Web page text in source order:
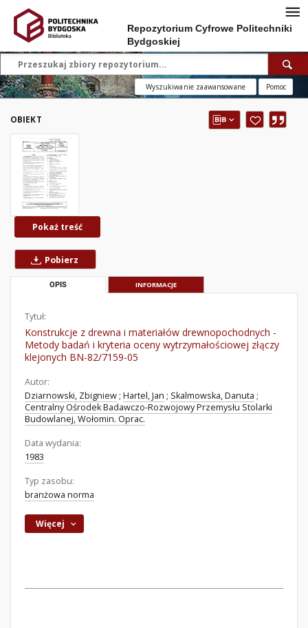
Repozytorium Cyfrowe Politechniki
Bydgoskiej
Wyszukiwanie zaawansowane Pomoc
OBIEKT
Pokaż treść
Pobierz
OPIS INFORMACJE
Tytuł:
Konstrukcje z drewna i materiałów drewnopochodnych -
Metody badań i kryteria oceny wytrzymałościowej złączy
klejonych BN-82/7159-05
Autor:
Dziarnowski, Zbigniew ; Hartel, Jan ; Skalmowska, Danuta ;
Centralny Ośrodek Badawczo-Rozwojowy Przemysłu Stolarki
Budowlanej, Wołomin. Oprac.
Data wydania:
1983
Typ zasobu:
branżowa norma
Więcej